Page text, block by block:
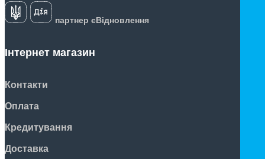
партнер єВідновлення
Інтернет магазин
Контакти
Оплата
Кредитування
Доставка